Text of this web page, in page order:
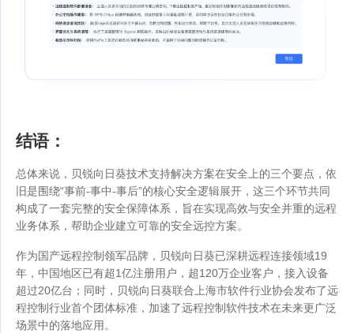
结语：
总体来说，贝锐向日葵技术支持解决方案在安全上的三个要点，依
旧是围绕“事前-事中-事后”的核心安全逻辑展开，这三个环节共同
构成了一套完整的安全保障体系，旨在实现高效与安全并重的远程
业务体系，帮助企业建立可靠的安全远控方案。
作为国产远程控制领军品牌，贝锐向日葵已深耕远程连接领域19
年，中国地区已有超1亿注册用户，超120万企业客户，接入设备
超过20亿台；同时，贝锐向日葵联合上海市软件行业协会发布了远
程控制行业首个团体标准，加速了远程控制软件技术在未来更广泛
场景中的落地应用。